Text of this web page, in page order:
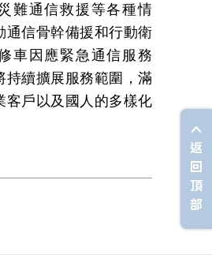
難通信救援等各種情
通信骨幹備援和行動衛
車因應緊急通信服務
持續擴展服務範圍，滿
客戶以及國人的多樣化
返
回
頂
部